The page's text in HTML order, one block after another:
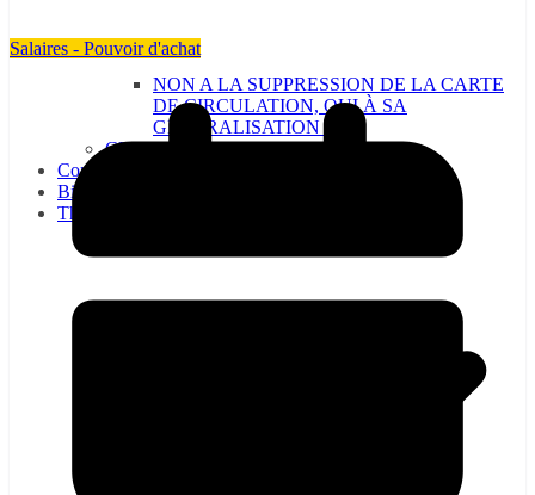
NON A LA SUPPRESSION DE LA CARTE
DE CIRCULATION, OUI À SA
GÉNÉRALISATION !
CE : la CGT-RATP vous informe…
Communiqués
Bienvenue à la CGT-RATP
Thématiques
Salaires - Pouvoir d'achat